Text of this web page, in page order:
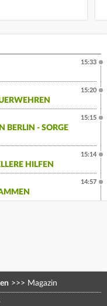
15:33
15:20
BERLIN - SORGE
15:15
HILFEN
15:14
14:57
>>> Magazin